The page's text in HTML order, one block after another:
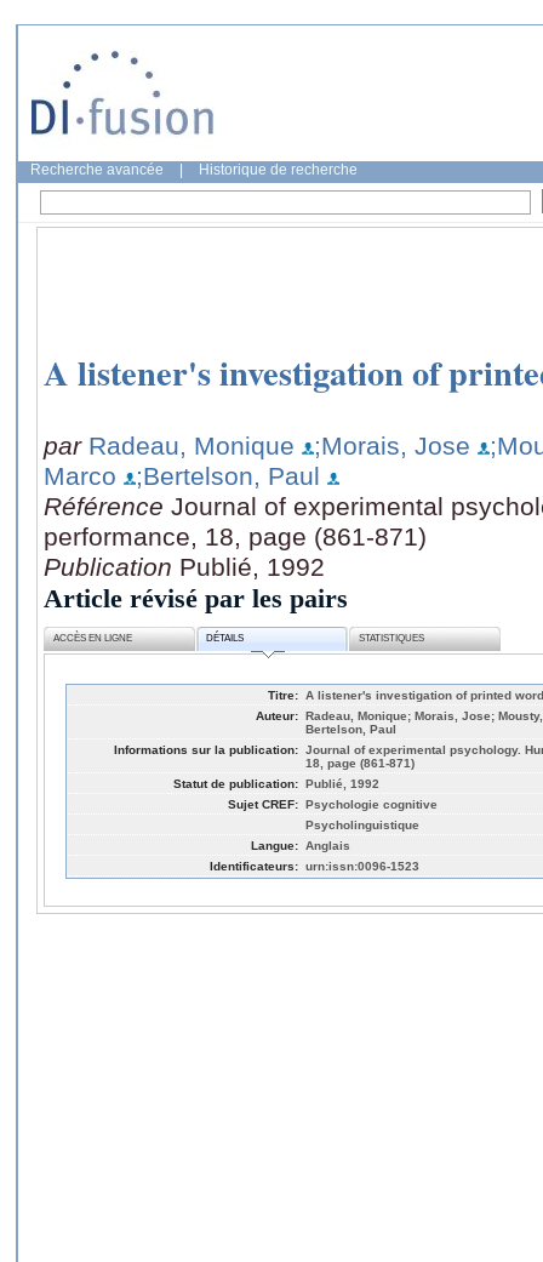
Recherche avancée Historique de recherche
A listener's investigation of
par Radeau, Monique ;Morais, Jose
Marco
;Bertelson, Paul
Référence Journal of experimental
performance, 18, page (861-871)
Publication Publié, 1992
Article révisé par les pairs
ACCÈS EN LIGNE DÉTAILS STATISTIQUES
Titre: A listener's investigation of printed
Auteur: Radeau, Monique; Morais, Jose;
Bertelson, Paul
Informations sur la publication: Journal of experimental psychology.
18, page (861-871)
Statut de publication: Publié, 1992
Sujet CREF: Psychologie cognitive
Psycholinguistique
Langue: Anglais
Identificateurs: urn:issn:0096-1523